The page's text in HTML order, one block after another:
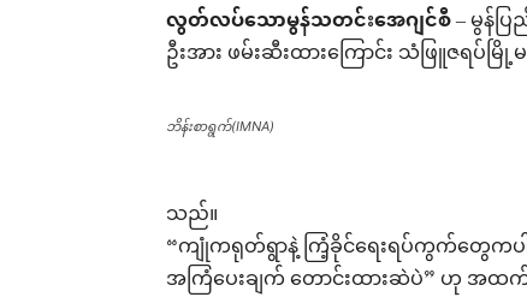
လွတ်လပ်သောမွန်သတင်းအေဂျင်စီ– မွန်ပ
ဦးအား ဖမ်းဆီးထားကြောင်း သံဖြူဇရပ်
ဘိန်းစာရွက်(IMNA)
သည်။
“ကျုံကရုတ်ရွာနဲ့ ကြံ့ခိုင်ရေးရပ်ကွက်တွေကပါ
အကြံပေးချက် တောင်းထားဆဲပဲ” ဟု အထ